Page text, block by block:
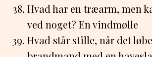
Hvad har en træarm, men
ved noget? En vindmølle
Hvad står stille, når det